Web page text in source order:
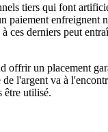
tiers qui font
paiement enfreignent
ces derniers peut
offrir un placement
l'argent va à
être utilisé.